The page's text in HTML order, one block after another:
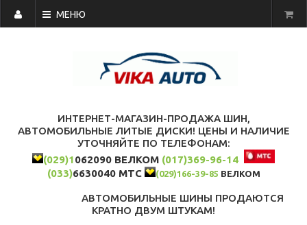
МЕНЮ
ИНТЕРНЕТ-МАГАЗИН-ПРОДАЖА ШИН,
АВТОМОБИЛЬНЫЕ ЛИТЫЕ ДИСКИ! ЦЕНЫ И НАЛИЧИЕ
УТОЧНЯЙТЕ ПО ТЕЛЕФОНАМ:
(029)1062090 ВЕЛКОМ (017)369-96-14
(033)6630040 МТС (029)166-39-85 ВЕЛКОМ
АВТОМОБИЛЬНЫЕ ШИНЫ ПРОДАЮТСЯ
КРАТНО ДВУМ ШТУКАМ!